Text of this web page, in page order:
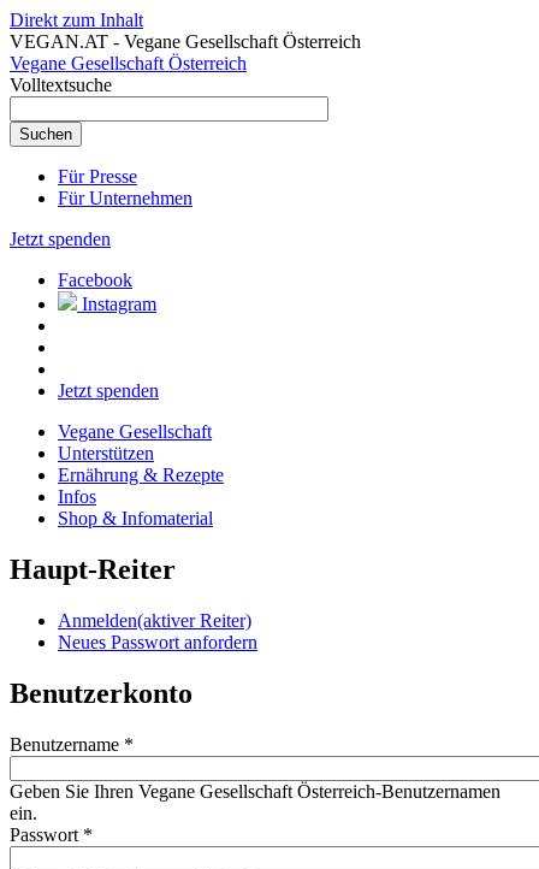
Direkt zum Inhalt
VEGAN.AT - Vegane Gesellschaft Österreich
Vegane Gesellschaft Österreich
Volltextsuche
Für Presse
Für Unternehmen
Jetzt spenden
Facebook
Instagram
Jetzt spenden
Vegane Gesellschaft
Unterstützen
Ernährung & Rezepte
Infos
Shop & Infomaterial
Haupt-Reiter
Anmelden(aktiver Reiter)
Neues Passwort anfordern
Benutzerkonto
Benutzername *
Geben Sie Ihren Vegane Gesellschaft Österreich-Benutzernamen
ein.
Passwort *